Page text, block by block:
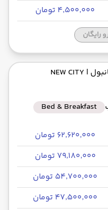
۴٬۵۰۰٬۰۰۰ تومان
رایگان
| NEW CITY
Bed & Breakfast
۶۲٬۶۲۰٬۰۰۰ تومان
۷۹٬۱۸۰٬۰۰۰ تومان
۵۴٬۷۰۰٬۰۰۰ تومان
۴۷٬۵۰۰٬۰۰۰ تومان